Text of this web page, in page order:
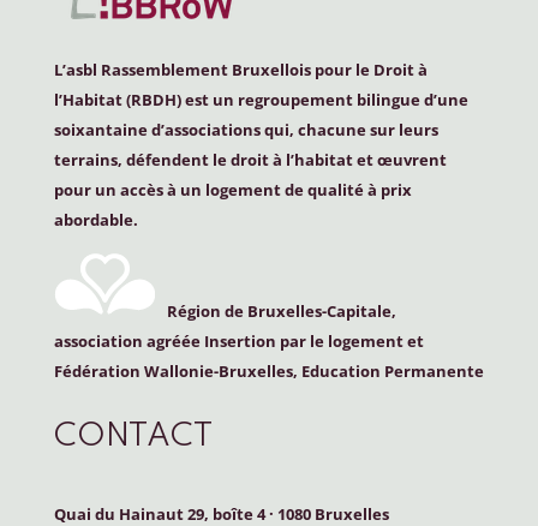
L’asbl Rassemblement Bruxellois pour le Droit à
l’Habitat (RBDH) est un regroupement bilingue d’une
soixantaine d’associations qui, chacune sur leurs
terrains, défendent le droit à l’habitat et œuvrent
pour un accès à un logement de qualité à prix
abordable.
Région de Bruxelles-Capitale,
association agréée Insertion par le logement et
Fédération Wallonie-Bruxelles, Education Permanente
CONTACT
Quai du Hainaut 29, boîte 4· 1080 Bruxelles